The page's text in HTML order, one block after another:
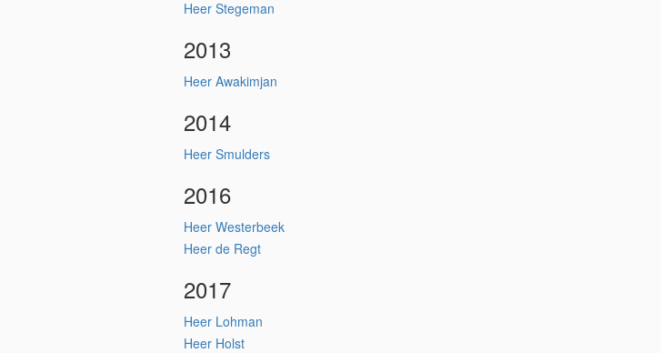
Heer Stegeman
2013
Heer Awakimjan
2014
Heer Smulders
2016
Heer Westerbeek
Heer de Regt
2017
Heer Lohman
Heer Holst